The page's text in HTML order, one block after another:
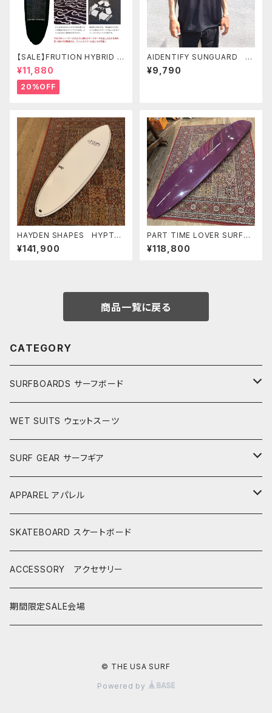
【SALE】FRUTION HYBRID C
ASE 7'6" FUN ハイブリッドケ
ース
¥11,880
20%OFF
AIDENTIFY SUNGUARD T
ANK TEE WITH FOODY
”Sarcasm" サンガード ノ
¥9,790
HAYDEN SHAPES HYPTO
KRYPTO FUTURE FLEX カラ
ー WHITE ヘイデンシェイプ
¥141,900
PART TIME LOVER SURFB
OARDS 『INVOLMENT』
9'3" THE COUSIN
¥118,800
商品一覧に戻る
CATEGORY
SURFBOARDS サーフボード
LONGBOARDS ロングボード
AKIRA ISHIZUKA
CASH SURFBOARDS
DK SURFBOARDS
HAWAIIAN PRO DESIGNS
SHORTBOARDS ショートボード
CASH SUFBOARDS
CEANO SURFBOARDS
MID LENGTH ミッドレングス
CASH SURFBOARDS
CEANO SURFBOARDS
USEDBOARDS 中古サーフボード
SOFTBOARDS ソフトボード
CATCH SURF
WET SUITS ウェットスーツ
SURF GEAR サーフギア
FIN
LEASH
DECKPAD
BOARD CASE
APPAREL アパレル
HURLEY
VISSLA
T-SHIRTS
SHOES
SKATEBOARD スケートボード
ACCESSORY アクセサリー
期間限定SALE会場
© THE USA SURF
Powered by